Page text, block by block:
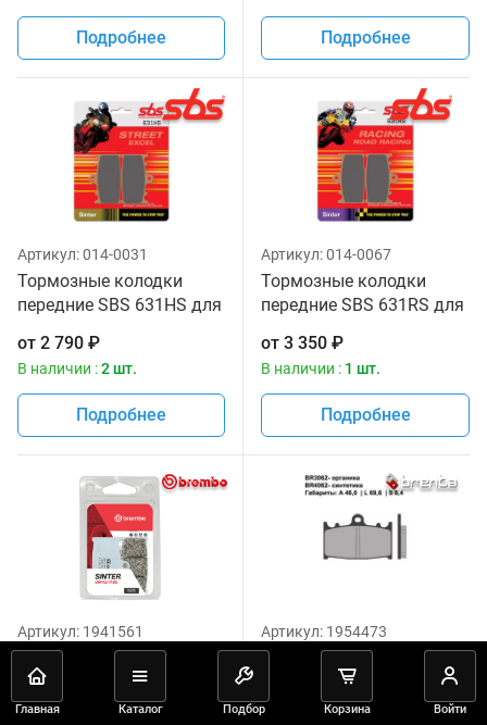
Подробнее Подробнее
Артикул:014-0031
Тормозные колодки
передние SBS 631HS для
от 2 790 ₽
В наличии :2 шт.
Подробнее
Артикул:014-0067
Тормозные колодки
передние SBS 631RS для
от 3 350 ₽
В наличии : 1 шт.
Подробнее
Артикул: 1941561
Тормозные колодки
Brembo 07KA13LA
от5 589
Артикул: 1954473
Тормозные колодки
передние Brenta 3062
Organic
от 1 397₽
Главная Каталог Подбор Корзина Войти